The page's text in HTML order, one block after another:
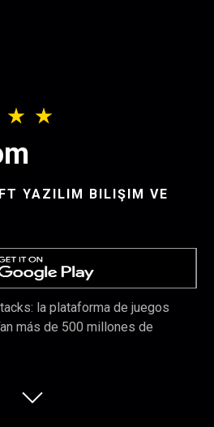
YAZILIM BILIŞIM VE
la plataforma de juegos
más de 500 millones de